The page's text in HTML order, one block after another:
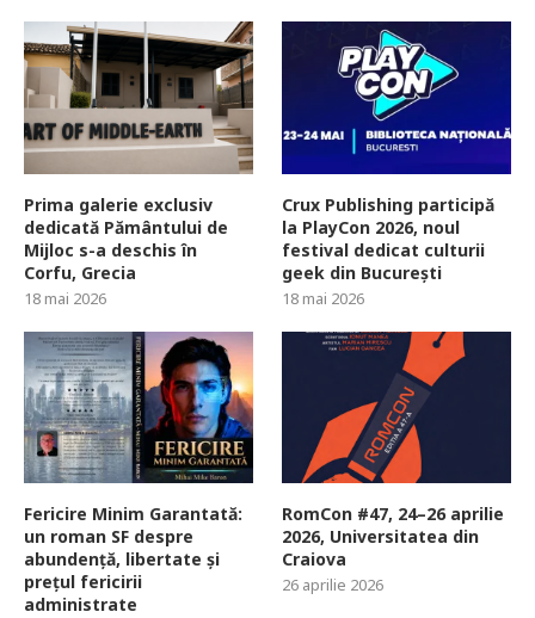
Prima galerie exclusiv
dedicată Pământului de
Mijloc s-a deschis în
Corfu, Grecia
18 mai 2026
Crux Publishing participă
la PlayCon 2026, noul
festival dedicat culturii
geek din București
18 mai 2026
Fericire Minim Garantată:
un roman SF despre
abundență, libertate și
prețul fericirii
administrate
RomCon #47, 24–26 aprilie
2026, Universitatea din
Craiova
26 aprilie 2026